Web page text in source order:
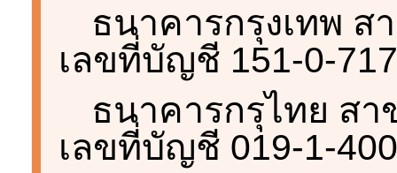
ธนาคารกรุงเทพ
เลขที่บัญชี 151-0-
ธนาคารกรุไทย ส
เลขที่บัญชี 019-1-